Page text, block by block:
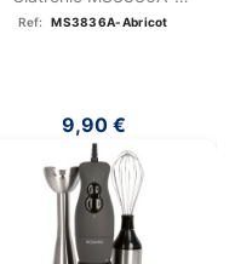
Abricot
Ref: MS3836A-Abricot
9,90 €